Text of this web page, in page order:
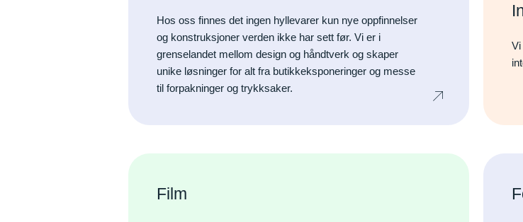
Hos oss finnes det ingen hyllevarer kun nye oppfinnelser
og konstruksjoner verden ikke har sett før. Vi er i
grenselandet mellom design og håndtverk og skaper
unike løsninger for alt fra butikkeksponeringer og messe
til forpakninger og trykksaker.
Vi
Film